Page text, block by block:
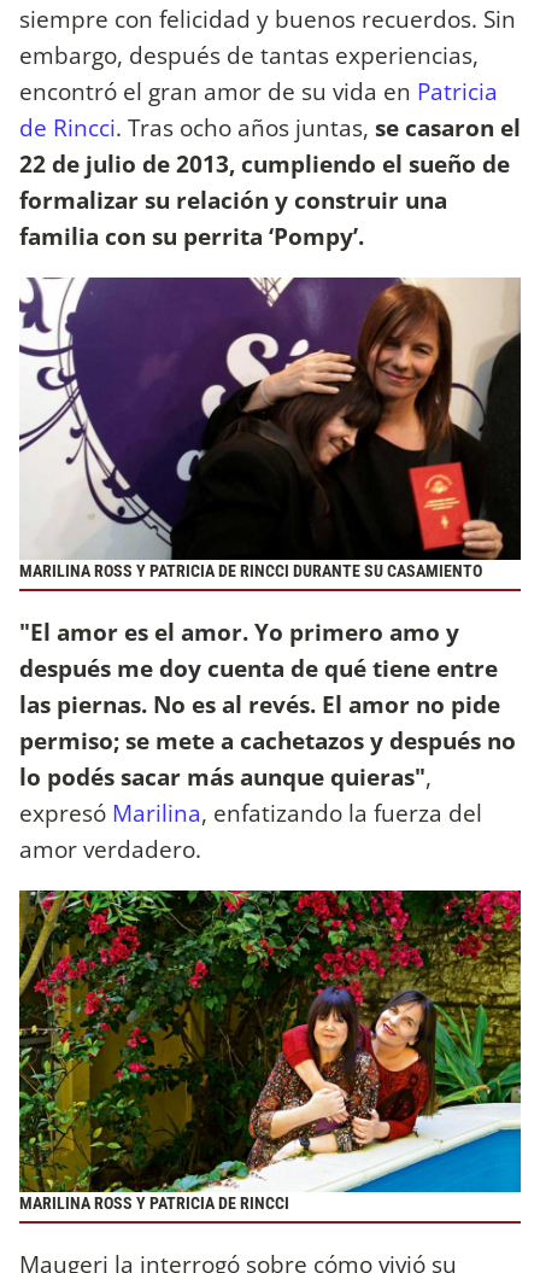
siempre con felicidad y buenos recuerdos. Sin
embargo, después de tantas experiencias,
encontró el gran amor de su vida en Patricia
de Rincci. Tras ocho años juntas, se casaron el
22 de julio de 2013, cumpliendo el sueño de
formalizar su relación y construir una
familia con su perrita ‘Pompy’.
MARILINA ROSS Y PATRICIA DE RINCCI DURANTE SU CASAMIENTO
"El amor es el amor. Yo primero amo y
después me doy cuenta de qué tiene entre
las piernas. No es al revés. El amor no pide
permiso; se mete a cachetazos y después no
lo podés sacar más aunque quieras",
expresó Marilina, enfatizando la fuerza del
amor verdadero.
MARILINA ROSS Y PATRICIA DE RINCCI
Maugeri la interrogó sobre cómo vivió su